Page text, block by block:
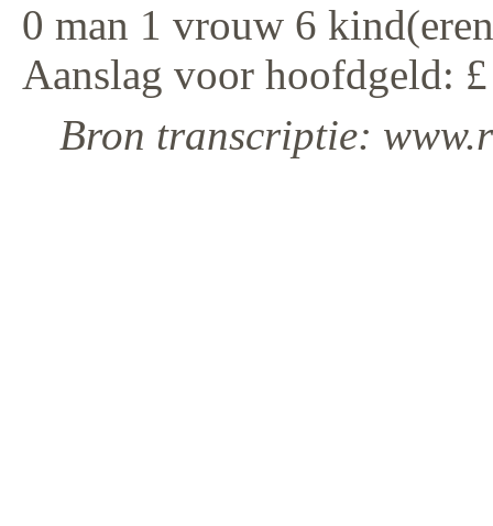
0 man 1 vrouw 6
Aanslag voor hoofdgeld:
Bron transcriptie: